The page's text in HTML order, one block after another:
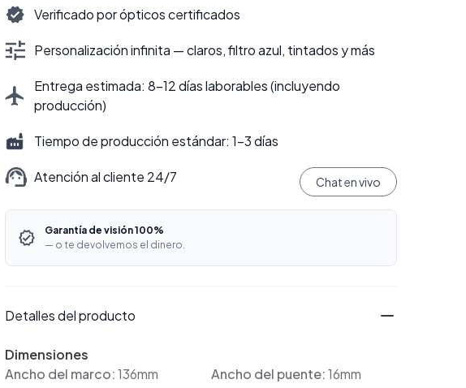
Verificado por ópticos certificados
Personalización infinita — claros, filtro azul, tintados y más
Entrega estimada: 8–12 días laborables (incluyendo
producción)
Tiempo de producción estándar: 1–3 días
Atención al cliente 24/7 Chat en vivo
Garantía de visión 100%
— o te devolvemos el dinero.
Detalles del producto
Dimensiones
Ancho del marco:136mm Ancho del puente:16mm